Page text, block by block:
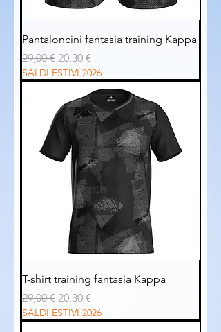
Pantaloncini fantasia training Kappa
Prezzo regolare
29,00 € Prezzo scontato
20,30 €
SALDI ESTIVI 2026
T-shirt training fantasia Kappa
Prezzo regolare
29,00 € Prezzo scontato
20,30 €
SALDI ESTIVI 2026